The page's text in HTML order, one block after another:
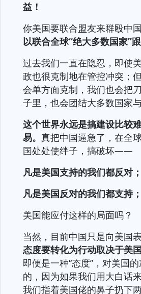
益！
你美国要联合盟友来群殴中国
以联合全球“绝大多数国家”
过去我们一直在隐忍，即使
政也很克制地在管控冲突；
会单方面克制，我们也会把
子里，也会团结大多数国家
这个世界永远是搞建设比较
易。 真把中国逼急了，在全
国处处使绊子，搞破坏——
凡是美国支持的我们都反对；
凡是美国反对的我们都支持；
美国能应付这样的局面吗？
当然，目前中国只是向美国
态度要转化为行动取决于美国
即便是一种“态度”，对美国
的，因为如果我们用大白话
我们指着美国佬的鼻子扔